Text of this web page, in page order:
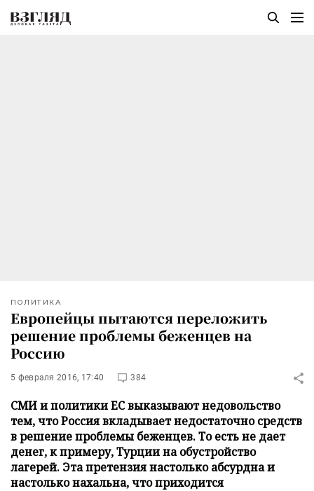
ПОЛИТИКА
Европейцы пытаются переложить
решение проблемы беженцев на
Россию
5 февраля 2016, 17:40 384
СМИ и политики ЕС выказывают недовольство
тем, что Россия вкладывает недостаточно средств
в решение проблемы беженцев. То есть не дает
денег, к примеру, Турции на обустройство
лагерей. Эта претензия настолько абсурдна и
настолько нахальна, что приходится